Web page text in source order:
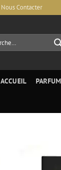
Nous Contacter
ACCUEIL